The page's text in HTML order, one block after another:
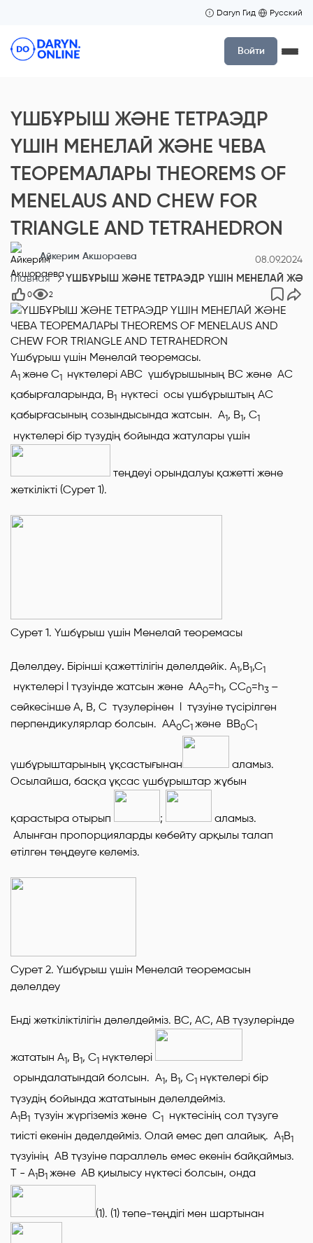
Daryn Гид Русский
Войти
ҮШБҰРЫШ ЖӘНЕ ТЕТРАЭДР
ҮШІН МЕНЕЛАЙ ЖӘНЕ ЧЕВА
ТЕОРЕМАЛАРЫ THEOREMS OF
MENELAUS AND CHEW FOR
TRIANGLE AND TETRAHEDRON
Айкерим Акшораева 08.09.2024
Главная ҮШБҰРЫШ ЖӘНЕ ТЕТРАЭДР ҮШІН МЕНЕЛАЙ ЖӘНЕ
0 2
Үшбұрыш үшін Менелай теоремасы.
А1 және С1 нүктелері АВС үшбұрышының ВC және АC
қабырғаларында, В1 нүктесі осы үшбұрыштың АС
қабырғасының созындысында жатсын. А1, В1, С1
нүктелері бір түзудің бойында жатулары үшін
теңдеуі орындалуы қажетті және
жеткілікті (Сурет 1).
Сурет 1. Үшбұрыш үшін Менелай теоремасы
Дәлелдеу. Бірінші қажеттілігін дәлелдейік. А1,В1,С1
нүктелері l түзуінде жатсын және AA0=h1, CC0=h3 –
сәйкесінше А, В, С түзулерінен l түзуіне түсірілген
перпендикулярлар болсын. АА0С1 және ВВ0С1
үшбұрыштарының ұқсастығынан
аламыз.
Осылайша, басқа ұқсас үшбұрыштар жұбын
қарастыра отырып ;
аламыз.
Алынған пропорцияларды көбейту арқылы талап
етілген теңдеуге келеміз.
Сурет 2. Үшбұрыш үшін Менелай теоремасын
дәлелдеу
Енді жеткіліктілігін дәлелдейміз. ВС, АС, АВ түзулерінде
жататын А1, В1, С1 нүктелері
орындалатындай болсын. А1, В1, С1 нүктелері бір
түзудің бойында жататынын дәлелдейміз.
А1В1 түзуін жүргіземіз және С1 нүктесінің сол түзуге
тиісті екенін дәделдейміз. Олай емес деп алайық. А1В1
түзуінің АВ түзуіне параллель емес екенін байқаймыз.
Т - А1В1 және АВ қиылысу нүктесі болсын, онда
(1). (1) тепе-теңдігі мен шартынан